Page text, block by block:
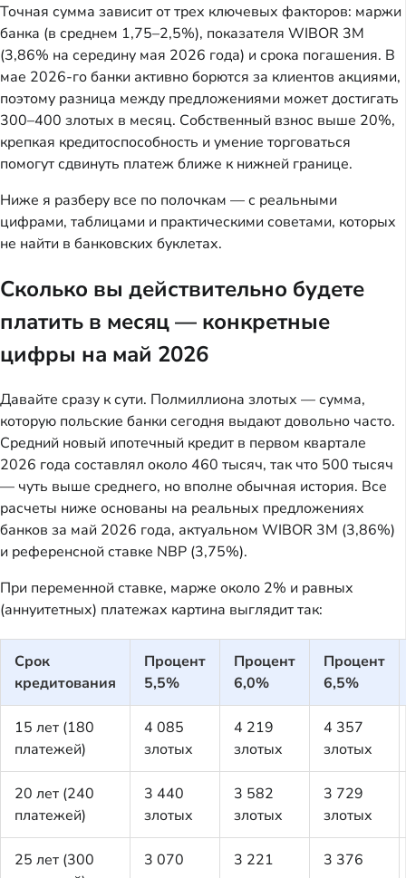
Точная сумма зависит от трех ключевых факторов: маржи
банка (в среднем 1,75–2,5%), показателя WIBOR 3M
(3,86% на середину мая 2026 года) и срока погашения. В
мае 2026-го банки активно борются за клиентов акциями,
поэтому разница между предложениями может достигать
300–400 злотых в месяц. Собственный взнос выше 20%,
крепкая кредитоспособность и умение торговаться
помогут сдвинуть платеж ближе к нижней границе.
Ниже я разберу все по полочкам — с реальными
цифрами, таблицами и практическими советами, которых
не найти в банковских буклетах.
Сколько вы действительно будете
платить в месяц — конкретные
цифры на май 2026
Давайте сразу к сути. Полмиллиона злотых — сумма,
которую польские банки сегодня выдают довольно часто.
Средний новый ипотечный кредит в первом квартале
2026 года составлял около 460 тысяч, так что 500 тысяч
— чуть выше среднего, но вполне обычная история. Все
расчеты ниже основаны на реальных предложениях
банков за май 2026 года, актуальном WIBOR 3M (3,86%)
и референсной ставке NBP (3,75%).
При переменной ставке, марже около 2% и равных
(аннуитетных) платежах картина выглядит так:
Срок
кредитования
Процент
5,5%
Процент
6,0%
Процент
6,5%
15 лет (180
платежей)
4 085
злотых
4 219
злотых
4 357
злотых
20 лет (240
платежей)
3 440
злотых
3 582
злотых
3 729
злотых
25 лет (300
3 070
3 221
3 376